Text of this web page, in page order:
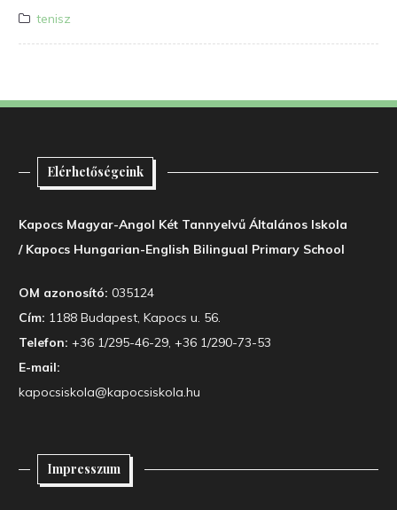
tenisz
Elérhetőségeink
Kapocs Magyar-Angol Két Tannyelvű Általános Iskola
/ Kapocs Hungarian-English Bilingual Primary School
OM azonosító: 035124
Cím: 1188 Budapest, Kapocs u. 56.
Telefon: +36 1/295-46-29, +36 1/290-73-53
E-mail:
kapocsiskola@kapocsiskola.hu
Impresszum